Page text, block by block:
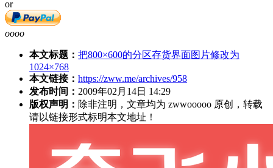
or
oooo
本文标题： 把800×600的分区存货界面图片修改为
1024×768
本文链接： https://zww.me/archives/958
发布时间： 2009年02月14日 14:29
版权声明： 除非注明，文章均为 zwwooooo 原创，转载
请以链接形式标明本文地址！